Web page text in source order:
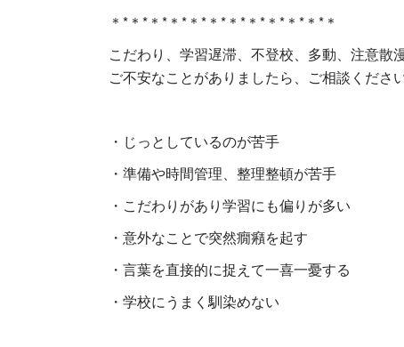
＊*＊*＊*＊*＊*＊*＊*＊*＊*＊*＊*＊
こだわり、学習遅滞、不登校、多動、注意
ご不安なことがありましたら、ご相談ください
・じっとしているのが苦手
・準備や時間管理、整理整頓が苦手
・こだわりがあり学習にも偏りが多い
・意外なことで突然癇癪を起す
・言葉を直接的に捉えて一喜一憂する
・学校にうまく馴染めない